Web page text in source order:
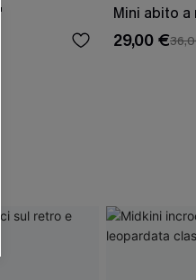
Mini abito a
29,00 €